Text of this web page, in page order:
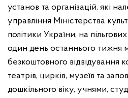
установ та організацій, які
управління Міністерства
політики України, на
один день останнього тижня
безкоштовного відвідування
театрів, цирків, музеїв та
дошкільного віку, учнями,